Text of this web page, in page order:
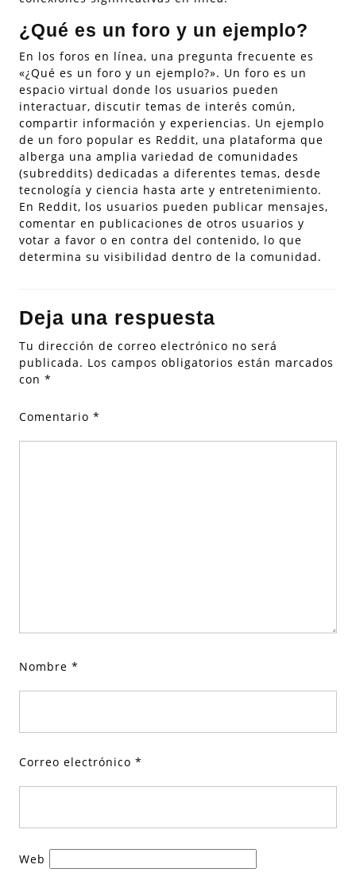
¿Qué es un foro y un ejemplo?
En los foros en línea, una pregunta frecuente es
«¿Qué es un foro y un ejemplo?». Un foro es un
espacio virtual donde los usuarios pueden
interactuar, discutir temas de interés común,
compartir información y experiencias. Un ejemplo
de un foro popular es Reddit, una plataforma que
alberga una amplia variedad de comunidades
(subreddits) dedicadas a diferentes temas, desde
tecnología y ciencia hasta arte y entretenimiento.
En Reddit, los usuarios pueden publicar mensajes,
comentar en publicaciones de otros usuarios y
votar a favor o en contra del contenido, lo que
determina su visibilidad dentro de la comunidad.
Deja una respuesta
Tu dirección de correo electrónico no será
publicada. Los campos obligatorios están marcados
con *
Comentario *
Nombre *
Correo electrónico *
Web